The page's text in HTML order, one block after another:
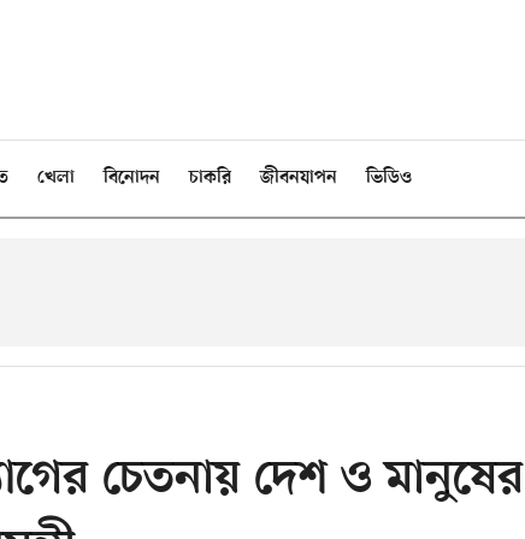
খেলা বিনোদন চাকরি জীবনযাপন ভিডিও
চেতনায় দেশ ও মানুষের